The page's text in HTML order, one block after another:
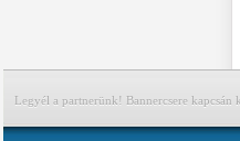
Legyél a partnerünk! Bannercsere